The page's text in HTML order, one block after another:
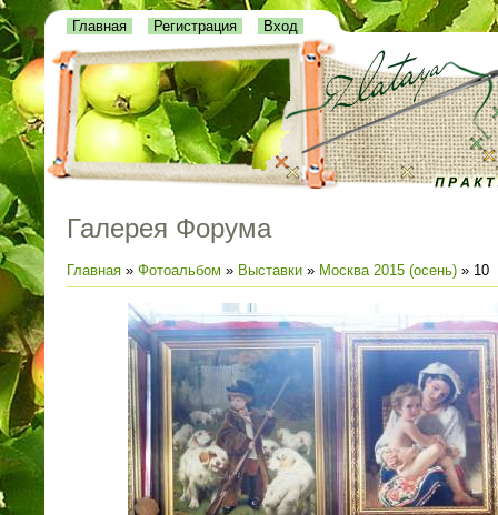
Главная Регистрация Вход
Галерея Форума
Главная » Фотоальбом » Выставки » Москва 2015 (осень) » 10